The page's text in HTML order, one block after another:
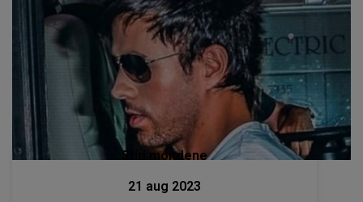
Stiri mondene
21 aug 2023